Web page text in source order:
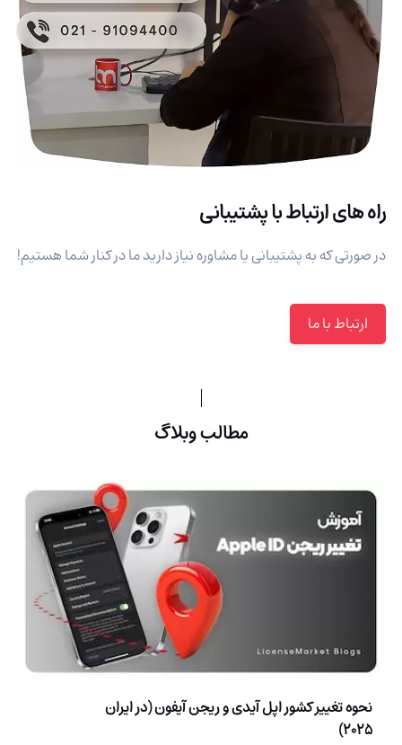
راه های ارتباط با پشتیبانی
در صورتی که به پشتیبانی یا مشاوره نیاز دارید ما در کنار شما هستیم!
ارتباط با ما
مطالب وبلاگ
نحوه تغییر کشور اپل آیدی و ریجن آیفون (در ایران
2025)